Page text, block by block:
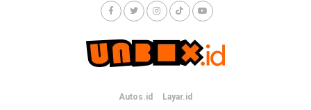
Autos.id Layar.id